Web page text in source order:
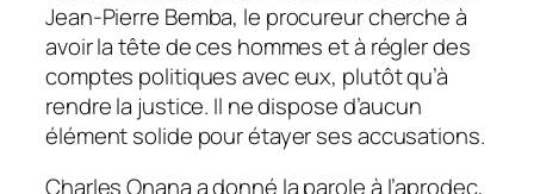
Jean-Pierre Bemba, le procureur cherche à
avoir la tête de ces hommes et à régler des
comptes politiques avec eux, plutôt qu’à
rendre la justice. Il ne dispose d’aucun
élément solide pour étayer ses accusations.
Charles Onana a donné la parole à l’aprodec,